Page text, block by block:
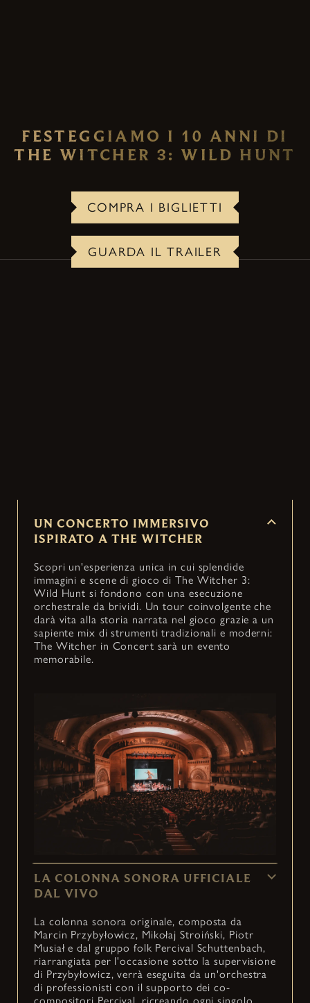
FESTEGGIAMO I 10 ANNI DI
THE WITCHER 3: WILD HUNT
COMPRA I BIGLIETTI
GUARDA IL TRAILER
UN CONCERTO IMMERSIVO
ISPIRATO A THE WITCHER
Scopri un'esperienza unica in cui splendide
immagini e scene di gioco di The Witcher 3:
Wild Hunt si fondono con una esecuzione
orchestrale da brividi. Un tour coinvolgente che
darà vita alla storia narrata nel gioco grazie a un
sapiente mix di strumenti tradizionali e moderni:
The Witcher in Concert sarà un evento
memorabile.
LA COLONNA SONORA UFFICIALE
DAL VIVO
La colonna sonora originale, composta da
Marcin Przybyłowicz, Mikołaj Stroiński, Piotr
Musiał e dal gruppo folk Percival Schuttenbach,
riarrangiata per l'occasione sotto la supervisione
di Przybyłowicz, verrà eseguita da un'orchestra
di professionisti con il supporto dei co-